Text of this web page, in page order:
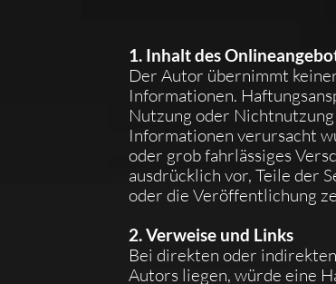
1. Inhalt des
Der Autor übernimmt
Informationen.
Nutzung oder
Informationen verursacht
oder grob fahrlässiges
ausdrücklich vor, Teile der
oder die Veröffentlichung
2. Verweise und Links
Bei direkten oder
Autors liegen, würde eine